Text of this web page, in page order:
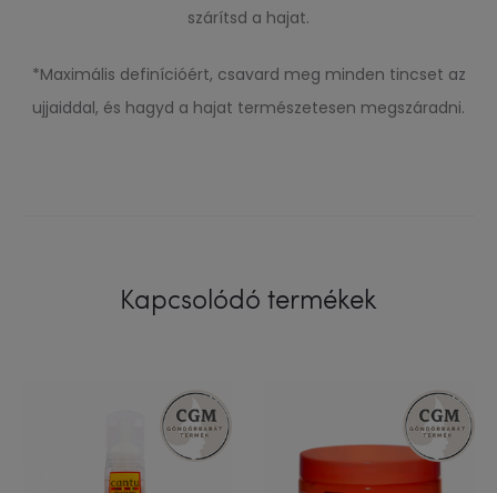
szárítsd a hajat.
*Maximális definícióért, csavard meg minden tincset az
ujjaiddal, és hagyd a hajat természetesen megszáradni.
Kapcsolódó termékek